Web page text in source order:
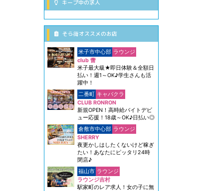
キープ中の求人
そら街オススメのお店
米子市中心部 ラウンジ
club 蕾
米子最大級★即日体験＆全額日
払い！週1～OK♪学生さんも活
躍中！
二番町 キャバクラ
CLUB RONRON
新規OPEN！高時給バイトデビ
ュー応援！18歳～OK♪日払い◎
倉敷市中心部 ラウンジ
SHERRY
夜更かしはしたくないけど稼ぎ
たい！あなたにピッタリ24時
閉店♪
福山市 ラウンジ
ラウンジ吉村
駅家町のレア求人！女の子に無